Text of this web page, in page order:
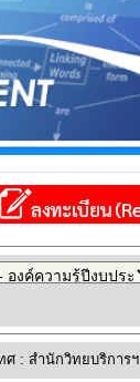
ศ : สำนักวิทยบริการฯ